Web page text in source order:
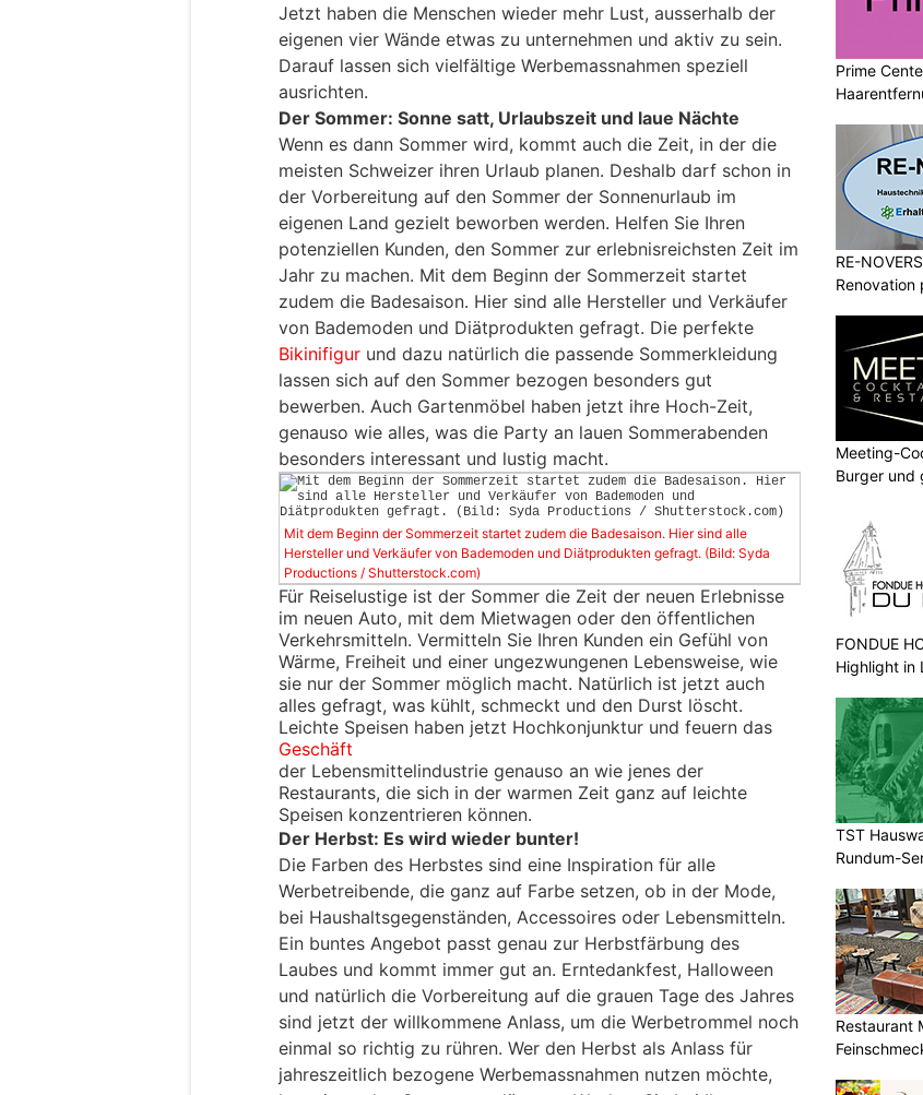
Jetzt haben die Menschen wieder mehr Lust, ausserhalb der
eigenen vier Wände etwas zu unternehmen und aktiv zu sein.
Darauf lassen sich vielfältige Werbemassnahmen speziell
ausrichten.
Der Sommer: Sonne satt, Urlaubszeit und laue Nächte
Wenn es dann Sommer wird, kommt auch die Zeit, in der die
meisten Schweizer ihren Urlaub planen. Deshalb darf schon in
der Vorbereitung auf den Sommer der Sonnenurlaub im
eigenen Land gezielt beworben werden. Helfen Sie Ihren
potenziellen Kunden, den Sommer zur erlebnisreichsten Zeit im
Jahr zu machen. Mit dem Beginn der Sommerzeit startet
zudem die Badesaison. Hier sind alle Hersteller und Verkäufer
von Bademoden und Diätprodukten gefragt. Die perfekte
Bikinifigur und dazu natürlich die passende Sommerkleidung
lassen sich auf den Sommer bezogen besonders gut
bewerben. Auch Gartenmöbel haben jetzt ihre Hoch-Zeit,
genauso wie alles, was die Party an lauen Sommerabenden
besonders interessant und lustig macht.
Mit dem Beginn der Sommerzeit startet zudem die Badesaison. Hier sind alle
Hersteller und Verkäufer von Bademoden und Diätprodukten gefragt. (Bild: Syda
Productions / Shutterstock.com)
Für Reiselustige ist der Sommer die Zeit der neuen Erlebnisse
im neuen Auto, mit dem Mietwagen oder den öffentlichen
Verkehrsmitteln. Vermitteln Sie Ihren Kunden ein Gefühl von
Wärme, Freiheit und einer ungezwungenen Lebensweise, wie
sie nur der Sommer möglich macht. Natürlich ist jetzt auch
alles gefragt, was kühlt, schmeckt und den Durst löscht.
Leichte Speisen haben jetzt Hochkonjunktur und feuern das
Geschäft
der Lebensmittelindustrie genauso an wie jenes der
Restaurants, die sich in der warmen Zeit ganz auf leichte
Speisen konzentrieren können.
Der Herbst: Es wird wieder bunter!
Die Farben des Herbstes sind eine Inspiration für alle
Werbetreibende, die ganz auf Farbe setzen, ob in der Mode,
bei Haushaltsgegenständen, Accessoires oder Lebensmitteln.
Ein buntes Angebot passt genau zur Herbstfärbung des
Laubes und kommt immer gut an. Erntedankfest, Halloween
und natürlich die Vorbereitung auf die grauen Tage des Jahres
sind jetzt der willkommene Anlass, um die Werbetrommel noch
einmal so richtig zu rühren. Wer den Herbst als Anlass für
jahreszeitlich bezogene Werbemassnahmen nutzen möchte,
Prime
RE-
Renovation
Meeting-
Burger und
FONDUE
Highlight in
TST
Rundum-
Restaurant